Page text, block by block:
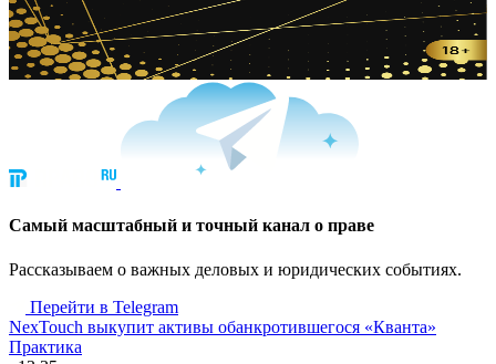
Cамый масштабный и точный канал о праве
Рассказываем о важных деловых и юридических событиях.
Перейти в Telegram
NexTouch выкупит активы обанкротившегося «Кванта»
Практика